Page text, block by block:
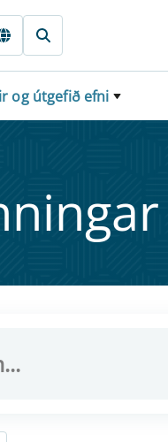
og útgefið efni